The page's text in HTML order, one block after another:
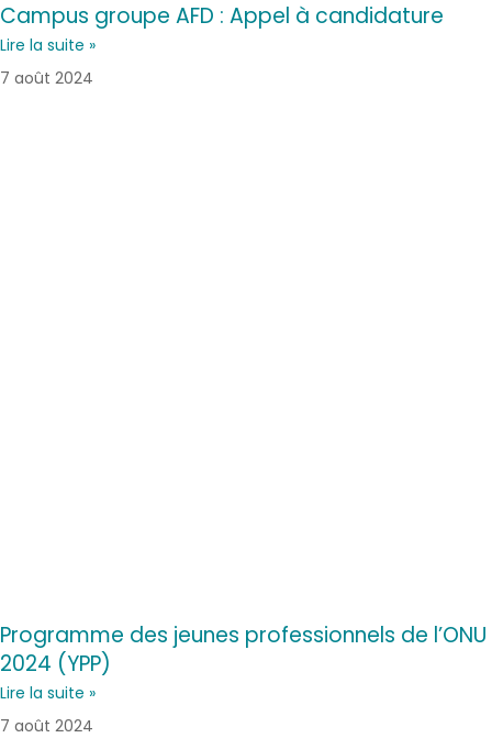
Campus groupe AFD : Appel à candidature
Lire la suite »
7 août 2024
Programme des jeunes professionnels de l’ONU
2024 (YPP)
Lire la suite »
7 août 2024